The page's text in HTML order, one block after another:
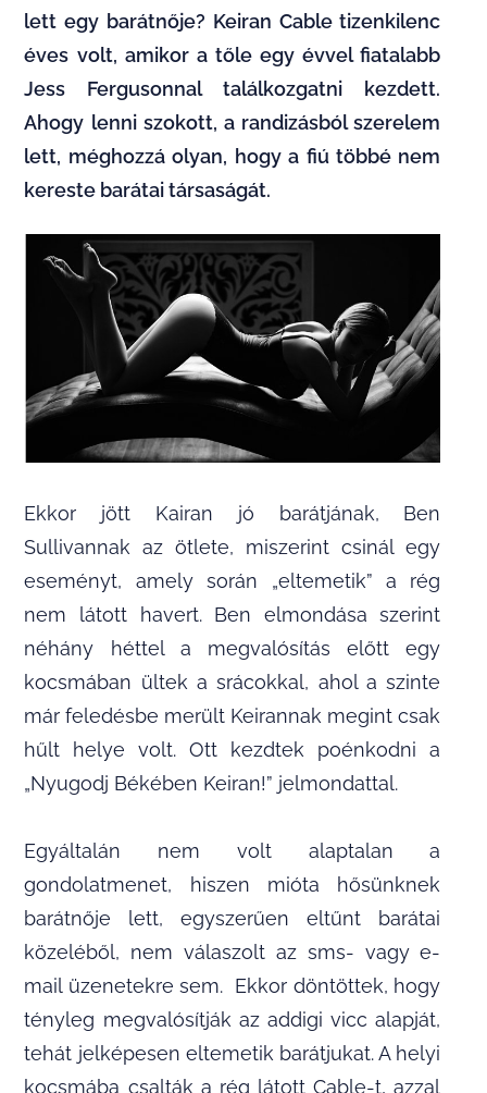
lett egy barátnője? Keiran Cable tizenkilenc
éves volt, amikor a tőle egy évvel fiatalabb
Jess Fergusonnal találkozgatni kezdett.
Ahogy lenni szokott, a randizásból szerelem
lett, méghozzá olyan, hogy a fiú többé nem
kereste barátai társaságát.
Ekkor jött Kairan jó barátjának, Ben
Sullivannak az ötlete, miszerint csinál egy
eseményt, amely során „eltemetik” a rég
nem látott havert. Ben elmondása szerint
néhány héttel a megvalósítás előtt egy
kocsmában ültek a srácokkal, ahol a szinte
már feledésbe merült Keirannak megint csak
hűlt helye volt. Ott kezdtek poénkodni a
„Nyugodj Békében Keiran!” jelmondattal.
Egyáltalán nem volt alaptalan a
gondolatmenet, hiszen mióta hősünknek
barátnője lett, egyszerűen eltűnt barátai
közeléből, nem válaszolt az sms- vagy e-
mail üzenetekre sem. Ekkor döntöttek, hogy
tényleg megvalósítják az addigi vicc alapját,
tehát jelképesen eltemetik barátjukat. A helyi
kocsmába csalták a rég látott Cable-t, azzal